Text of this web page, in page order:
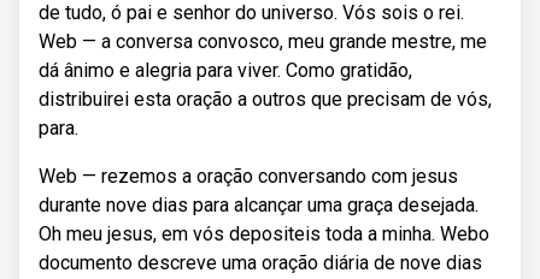
de tudo, ó pai e senhor do universo. Vós sois o rei.
Web — a conversa convosco, meu grande mestre, me
dá ânimo e alegria para viver. Como gratidão,
distribuirei esta oração a outros que precisam de vós,
para.
Web — rezemos a oração conversando com jesus
durante nove dias para alcançar uma graça desejada.
Oh meu jesus, em vós depositeis toda a minha. Webo
documento descreve uma oração diária de nove dias